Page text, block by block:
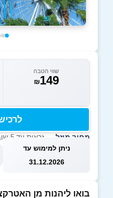
שווי הטבה
₪149
מחיר מוזל — זכאות עד 5 שוברים לחודש קלנדרי
ניתן למימוש עד
31.12.2026
בואו ליהנות מן